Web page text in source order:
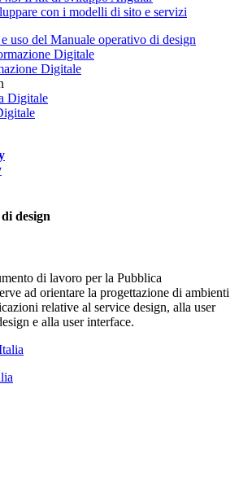
con i modelli di sito e servizi
uso del Manuale operativo di design
Digitale
design
di lavoro per la Pubblica
ad orientare la progettazione di ambienti
relative al service design, alla user
e alla user interface.